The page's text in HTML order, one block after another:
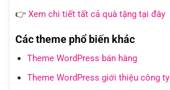
👉 Xem chi tiết tất cả quà tặng tại đây
Các theme phổ biến khác
Theme WordPress bán hàng
Theme WordPress giới thiệu công ty